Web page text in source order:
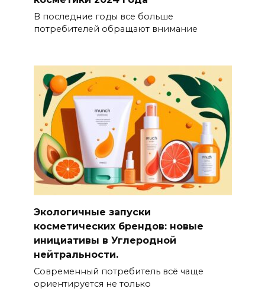
В последние годы все больше
потребителей обращают внимание
Экологичные запуски
косметических брендов: новые
инициативы в Углеродной
нейтральности.
Современный потребитель всё чаще
ориентируется не только